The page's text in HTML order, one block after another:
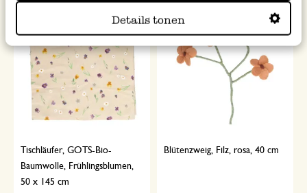
Details tonen
Tischläufer, GOTS-Bio-
Baumwolle, Frühlingsblumen,
50 x 145 cm
Blütenzweig, Filz, rosa, 40 cm